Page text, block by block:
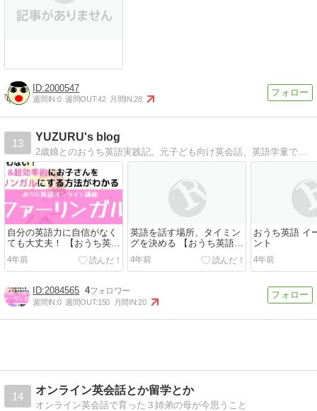
2000547
週間IN:0 週間OUT:42 月間IN:28
13
YUZURU's blog
2歳娘とのおうち英語実践記。元子ども向け英会話、英語学童でバイリンガル講師として働いたときのスキルを活かして、楽しく、効率的。できれば「ながら」で！をモットーに、情報配信中。
自分の英語力に自信がなく
ても大丈夫！ 【おうち英語
tips】
4年前
英語を話す場所、タイミン
グを決める 【おうち英語
tips】
4年前
おうち英語 イ
ント
4年前
2084565 4
週間IN:0 週間OUT:150 月間IN:20
14
オンライン英会話とか留学とか
オンライン英会話で育った３姉弟の母が今思うこと